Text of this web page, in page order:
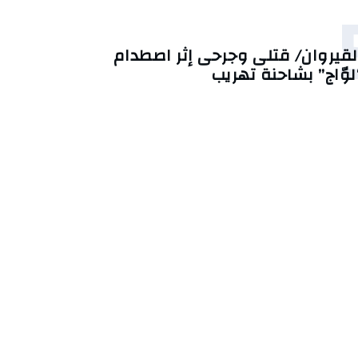
قتلى وجرحى إثر اصطدام
بشاحنة تهريب